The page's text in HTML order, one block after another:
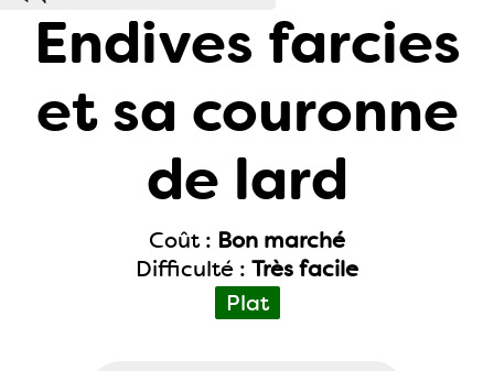
Endives farcies
et sa couronne
de lard
Coût : Bon marché
Difficulté : Très facile
Plat